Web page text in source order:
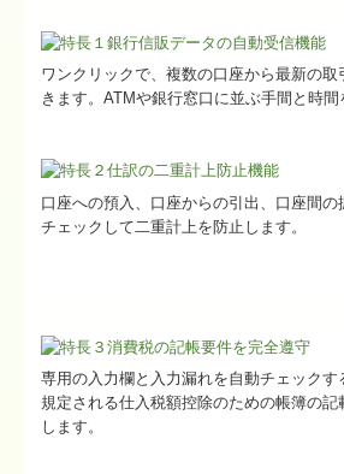
ワンクリックで、複数の口座から最新の
きます。ATMや銀行窓口に並ぶ手間と時間
口座への預入、口座からの引出、口座間の
チェックして二重計上を防止します。
専用の入力欄と入力漏れを自動チェックす
規定される仕入税額控除のための帳簿の記
します。